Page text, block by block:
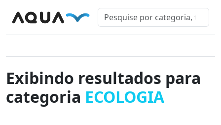
Exibindo resultados para
categoria ECOLOGIA